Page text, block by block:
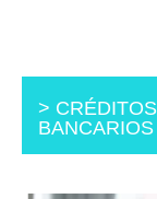
> CRÉDITOS
BANCARIOS